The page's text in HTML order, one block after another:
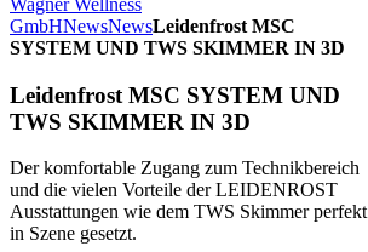
Wagner Wellness
GmbHNewsNewsLeidenfrost MSC
SYSTEM UND TWS SKIMMER IN 3D
Leidenfrost MSC SYSTEM UND
TWS SKIMMER IN 3D
Der komfortable Zugang zum Technikbereich
und die vielen Vorteile der LEIDENROST
Ausstattungen wie dem TWS Skimmer perfekt
in Szene gesetzt.